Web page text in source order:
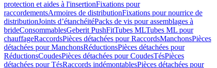
protection et aides à l'insertionFixations pour
raccordementsArmoires de distributionFixations pour nourrice de
distributionJoints d’étanchéitéPacks de vis pour assemblages à
brideConsommablesGeberit PushFitTubes MLTubes ML pour
chauffageRaccordsPièces détachées pour RaccordsManchonsPièces
détachées pour ManchonsRéductionsPièces détachées pour
RéductionsCoudesPièces détachées pour CoudesTésPièces
détachées pour TésRaccords indémontablesPièces détachées pour